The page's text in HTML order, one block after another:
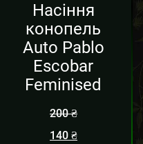
Насіння
конопель
Auto Pablo
Escobar
Feminised
200₴
140 ₴